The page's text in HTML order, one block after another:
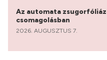
Az automata
csomagolásban
2026. AUGUSZTUS 7.